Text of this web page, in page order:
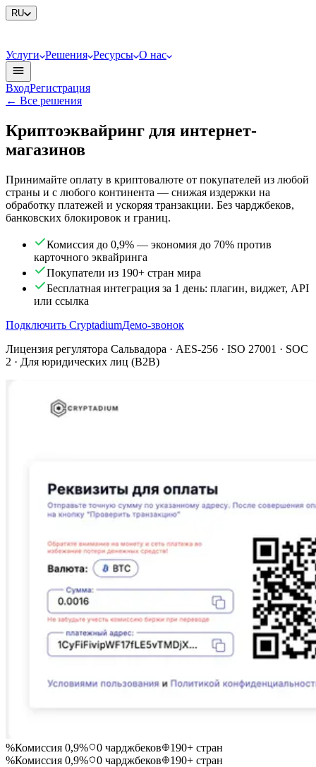
RU
Услуги Решения Ресурсы О нас
ВходРегистрация
← Все решения
Крипто­эквайринг для интернет-
магазинов
Принимайте оплату в криптовалюте от покупателей из любой
страны и с любого континента — снижая издержки на
обработку платежей и ускоряя транзакции. Без чарджбеков,
банковских блокировок и границ.
Комиссия до 0,9% — экономия до 70% против
карточного эквайринга
Покупатели из 190+ стран мира
Бесплатная интеграция за 1 день: плагин, виджет, API
или ссылка
Подключить CryptadiumДемо-звонок
Лицензия регулятора Сальвадора · AES-256 · ISO 27001 · SOC
2 · Для юридических лиц (B2B)
%Комиссия 0,9% 0 чарджбеков
190+ стран
%Комиссия 0,9% 0 чарджбеков 190+ стран